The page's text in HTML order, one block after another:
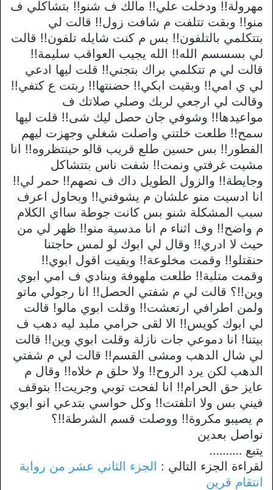
مهرولة!! ودخلت علي!! مالك ف شنو!! بتشاكلي ف
منو!! وبقت تتلفت م شافت زول!! قالت لي
بتتكلمي بالتلفون!! بس م كنت شايله تلفون!! قالت
لي بسسسم الله!! الله يجيب العواقب سليمة!!
قالت لي م تتكلمي براك بتجني!! قلت ليها ادعي
لي ي امي!! وبقيت ابكي!! حضنتها!! ربتت ع كتفي!!
وقالت لي ارجعي لربك وصلي صلاتك ف
مواعيدها!! وشوفي جان حصل ليك شى!! قلت ليها
سمح!! طلعت خلتني واصلت شغلي وجهزت ليهم
الفطور!! بس حسين طلع قريب قالو حينتظروه!! انا
مشيت غرفتي ونمت!! شفت ناس بتتشاكل
وجايطة!! والزول الطويل داك ف نصهم!! حمر لي!!
انا ادسيت منو علشان م يشوفني!! وبحاول اعرف
سبب المشكلة شنو بس كانت جوطة سااي الكلام
م واضح!! وف اثناء م انا مدسية منو!! ظهر لي من
حيث لا ادري!! وقال لي ابوك لو لمس حاجتنا
حنقتلو!! وقمت مخلوعة!! وبقيت اقول ابوي!!
وقمت متلبة!! طلعت ملهوفة وبنادي ف امي ابوي
وين!!؟ قالت لي م شفتي الحصل!! انا رجولي ماتو
ولمن اطرافي ارتعشت!! وقلت ابوي مالو! قالت
لي ابوك كويس!! الا لقى حرامي ملبد ليه دهب ف
بيتنا! انا دموعي جات نازلة وقلت ابوي وين!! قالت
لي شال الدهب ومشى القسم!! قالت لي م شفتي
الدهب لكن يرد الروح!! ولا حلق م خلاه!! وقال م
عايز حق الحرام!! انا لفحت توبي وجريت!! بتوقف
فيني بس ولا اتلفتت!! وكل حواسي بتدعي انو ابوي
م يصيبو مكروة!! ووصلت قسم الشرطة!!؟
نواصل بعدين
يتبع ……….
لقراءة الجزء التالي : الجزء الثاني عشر من رواية
انتقام قرين